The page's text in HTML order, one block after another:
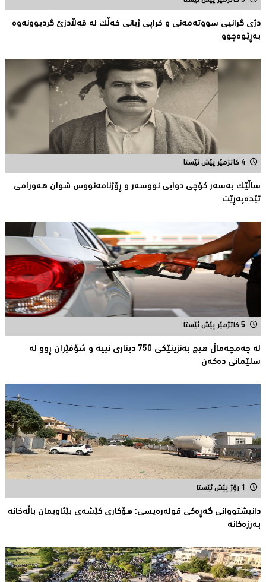
دژی گرانیی سووتەمەنی و خراپی ژیانی خەڵك لە قەڵادزێ‌ گردبوونەوە
بەڕێوەچوو
4 کاتژمێر پێش ئێستا
ساڵێك بەسەر كۆچی دوایی نووسەر و ڕۆژنامەنووس شوان هەورامی
تێدەپەڕێت
5 کاتژمێر پێش ئێستا
لە چەمچەماڵ هیچ بەنزینێکى 750 دیناری نییە و شۆفێران ڕوو لە
سلێمانى دەکەن
1 رۆژ پێش ئێستا
دانیشتووانى گەڕەكی قولەرەیسی: هۆکارى کێشەى بێئاویمان باڵەخانە
بەرزەكانە